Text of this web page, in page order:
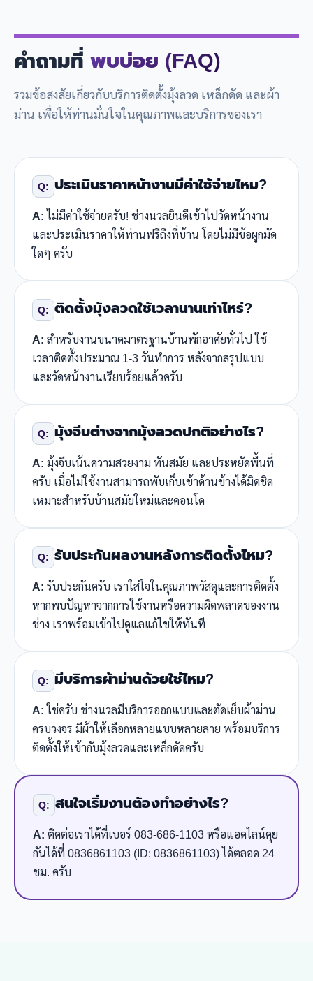
คำถามที่ พบบ่อย (FAQ)
รวมข้อสงสัยเกี่ยวกับบริการติดตั้งมุ้งลวด เหล็กดัด และผ้า
ม่าน เพื่อให้ท่านมั่นใจในคุณภาพและบริการของเรา
Q: ประเมินราคาหน้างานมีค่าใช้จ่ายไหม?
A:ไม่มีค่าใช้จ่ายครับ! ช่างนวลยินดีเข้าไปวัดหน้างาน
และประเมินราคาให้ท่านฟรีถึงที่บ้าน โดยไม่มีข้อผูกมัด
ใดๆ ครับ
Q: ติดตั้งมุ้งลวดใช้เวลานานเท่าไหร่?
A: สำหรับงานขนาดมาตรฐานบ้านพักอาศัยทั่วไป ใช้
เวลาติดตั้งประมาณ 1-3 วันทำการ หลังจากสรุปแบบ
และวัดหน้างานเรียบร้อยแล้วครับ
Q: มุ้งจีบต่างจากมุ้งลวดปกติอย่างไร?
A: มุ้งจีบเน้นความสวยงาม ทันสมัย และประหยัดพื้นที่
ครับ เมื่อไม่ใช้งานสามารถพับเก็บเข้าด้านข้างได้มิดชิด
เหมาะสำหรับบ้านสมัยใหม่และคอนโด
Q: รับประกันผลงานหลังการติดตั้งไหม?
A: รับประกันครับ เราใส่ใจในคุณภาพวัสดุและการติดตั้ง
หากพบปัญหาจากการใช้งานหรือความผิดพลาดของงาน
ช่าง เราพร้อมเข้าไปดูแลแก้ไขให้ทันที
Q: มีบริการผ้าม่านด้วยใช่ไหม?
A:ใช่ครับ ช่างนวลมีบริการออกแบบและตัดเย็บผ้าม่าน
ครบวงจร มีผ้าให้เลือกหลายแบบหลายลาย พร้อมบริการ
ติดตั้งให้เข้ากับมุ้งลวดและเหล็กดัดครับ
Q: สนใจเริ่มงานต้องทำอย่างไร?
A: ติดต่อเราได้ที่เบอร์ 083-686-1103 หรือแอดไลน์คุย
กันได้ที่ 0836861103 (ID: 0836861103) ได้ตลอด 24
ชม. ครับ